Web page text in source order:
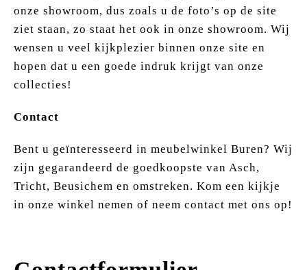
onze showroom, dus zoals u de foto’s op de site
ziet staan, zo staat het ook in onze showroom. Wij
wensen u veel kijkplezier binnen onze site en
hopen dat u een goede indruk krijgt van onze
collecties!
Contact
Bent u geïnteresseerd in meubelwinkel Buren? Wij
zijn gegarandeerd de goedkoopste van Asch,
Tricht, Beusichem en omstreken. Kom een kijkje
in onze winkel nemen of neem contact met ons op!